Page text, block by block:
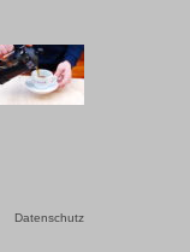
Datenschutz